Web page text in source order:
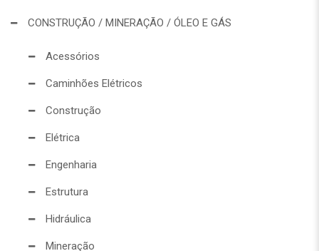
CONSTRUÇÃO / MINERAÇÃO / ÓLEO E GÁS
Acessórios
Caminhões Elétricos
Construção
Elétrica
Engenharia
Estrutura
Hidráulica
Mineração